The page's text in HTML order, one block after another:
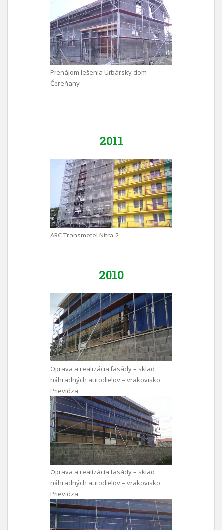
Prenájom lešenia Urbársky dom
Čereňany
2011
ABC Transmotel Nitra-2
2010
Oprava a realizácia fasády – sklad
náhradných autodielov – vrakovisko
Prievidza
Oprava a realizácia fasády – sklad
náhradných autodielov – vrakovisko
Prievidza